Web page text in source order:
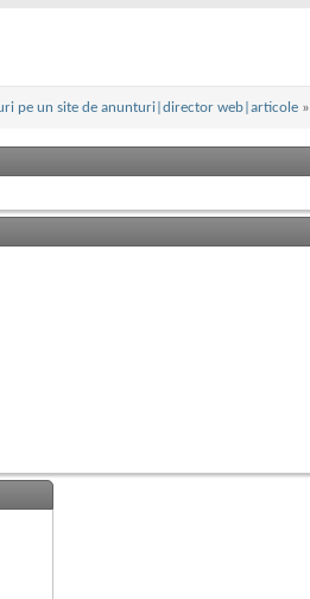
pe un site de anunturi|director web|articole »